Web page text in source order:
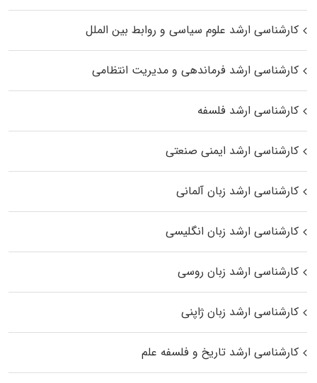
کارشناسی ارشد علوم سیاسی و روابط بین الملل
کارشناسی ارشد فرماندهی و مدیریت انتظامی
کارشناسی ارشد فلسفه
کارشناسی ارشد ایمنی صنعتی
کارشناسی ارشد زبان آلمانی
کارشناسی ارشد زبان انگلیسی
کارشناسی ارشد زبان روسی
کارشناسی ارشد زبان ژاپنی
کارشناسی ارشد تاریخ و فلسفه علم